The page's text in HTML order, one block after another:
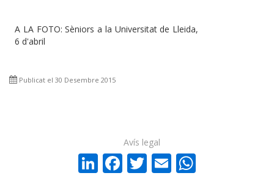
A LA FOTO: Sèniors a la Universitat de Lleida,
6 d'abril
Publicat el 30 Desembre 2015
LinkedIn
Facebook
Twitter
Email
Avís legal